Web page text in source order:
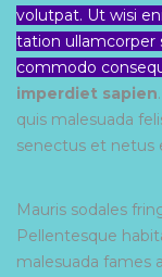
volutpat. Ut wisi
tation ullamcorper
commodo
imperdiet sapien
quis malesuada
senectus et netus
Mauris sodales
Pellentesque
malesuada fames